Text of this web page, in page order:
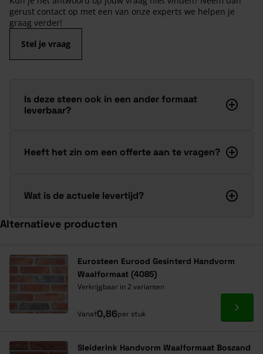
gerust contact op met een van onze experts we helpen je
graag verder!
Stel je vraag
Is deze steen ook in een ander formaat
leverbaar?
Heeft het zin om een offerte aan te vragen?
Wat is de actuele levertijd?
Alternatieve producten
Eurosteen Eurood Gesinterd Handvorm
Waalformaat (4085)
Verkrijgbaar in 2 varianten
Vanaf0,86per stuk Ga
Sleiderink Handvorm Waalformaat Boszand